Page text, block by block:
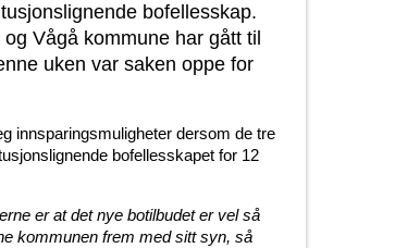
bofellesskap.
Vågå kommune har gått til
uken var saken oppe for
innsparingsmuligheter dersom de tre
bofellesskapet for 12
er at det nye botilbudet er vel så
kommunen frem med sitt syn, så